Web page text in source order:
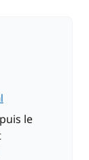
À partir de
le